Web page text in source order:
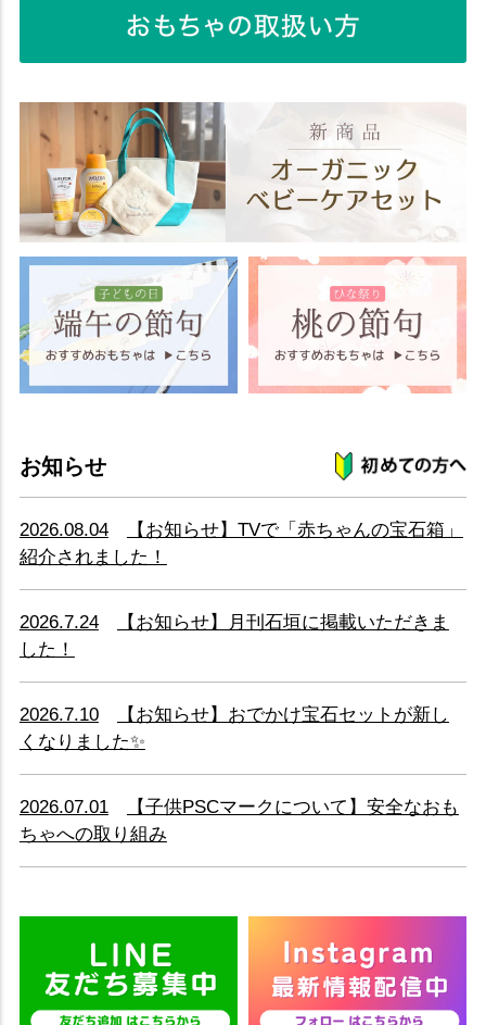
お知らせ
2026.08.04
【お知らせ】TVで「赤ちゃんの宝石箱」
紹介されました！
2026.7.24
【お知らせ】月刊石垣に掲載いただきま
した！
2026.7.10
【お知らせ】おでかけ宝石セットが新し
くなりました✨
2026.07.01
【子供PSCマークについて】安全なおも
ちゃへの取り組み